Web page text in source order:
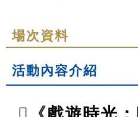
場次資料
活動內容介紹